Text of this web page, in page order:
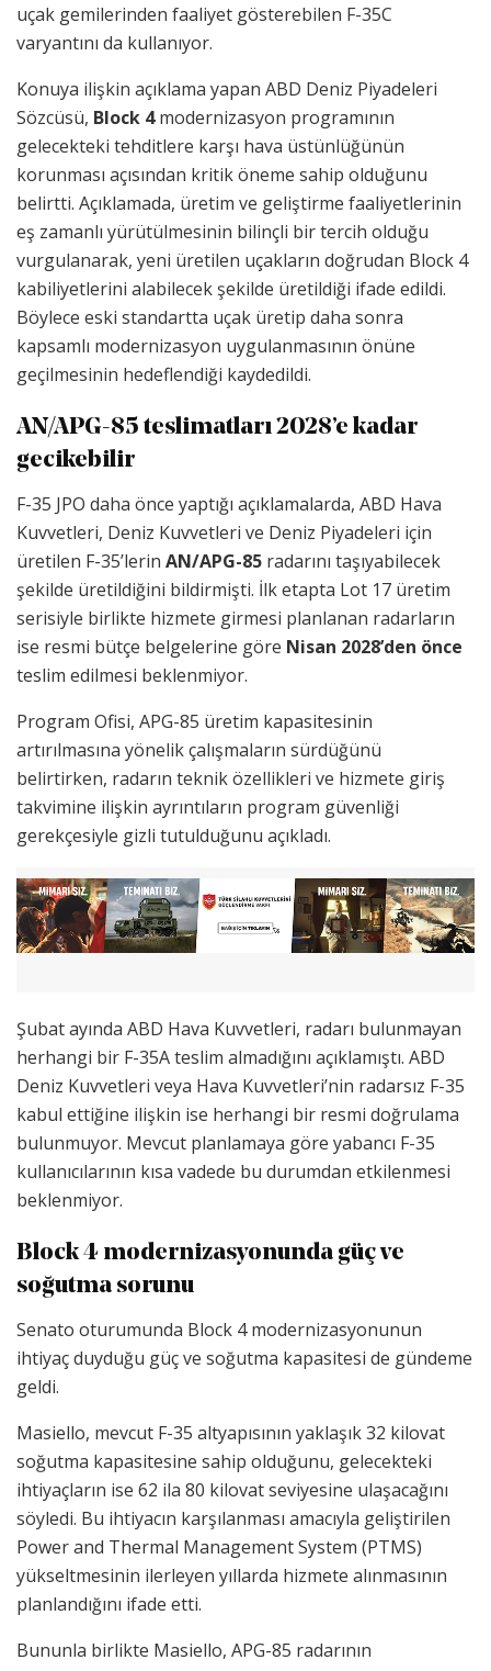
uçak gemilerinden faaliyet gösterebilen F-35C
varyantını da kullanıyor.
Konuya ilişkin açıklama yapan ABD Deniz Piyadeleri
Sözcüsü, Block 4modernizasyon programının
gelecekteki tehditlere karşı hava üstünlüğünün
korunması açısından kritik öneme sahip olduğunu
belirtti. Açıklamada, üretim ve geliştirme faaliyetlerinin
eş zamanlı yürütülmesinin bilinçli bir tercih olduğu
vurgulanarak, yeni üretilen uçakların doğrudan Block 4
kabiliyetlerini alabilecek şekilde üretildiği ifade edildi.
Böylece eski standartta uçak üretip daha sonra
kapsamlı modernizasyon uygulanmasının önüne
geçilmesinin hedeflendiği kaydedildi.
AN/APG-85 teslimatları 2028’e kadar
gecikebilir
F-35 JPO daha önce yaptığı açıklamalarda, ABD Hava
Kuvvetleri, Deniz Kuvvetleri ve Deniz Piyadeleri için
üretilen F-35’lerin AN/APG-85 radarını taşıyabilecek
şekilde üretildiğini bildirmişti. İlk etapta Lot 17 üretim
serisiyle birlikte hizmete girmesi planlanan radarların
ise resmi bütçe belgelerine göre Nisan 2028’den önce
teslim edilmesi beklenmiyor.
Program Ofisi, APG-85 üretim kapasitesinin
artırılmasına yönelik çalışmaların sürdüğünü
belirtirken, radarın teknik özellikleri ve hizmete giriş
takvimine ilişkin ayrıntıların program güvenliği
gerekçesiyle gizli tutulduğunu açıkladı.
Şubat ayında ABD Hava Kuvvetleri, radarı bulunmayan
herhangi bir F-35A teslim almadığını açıklamıştı. ABD
Deniz Kuvvetleri veya Hava Kuvvetleri’nin radarsız F-35
kabul ettiğine ilişkin ise herhangi bir resmi doğrulama
bulunmuyor. Mevcut planlamaya göre yabancı F-35
kullanıcılarının kısa vadede bu durumdan etkilenmesi
beklenmiyor.
Block 4 modernizasyonunda güç ve
soğutma sorunu
Senato oturumunda Block 4 modernizasyonunun
ihtiyaç duyduğu güç ve soğutma kapasitesi de gündeme
geldi.
Masiello, mevcut F-35 altyapısının yaklaşık 32 kilovat
soğutma kapasitesine sahip olduğunu, gelecekteki
ihtiyaçların ise 62 ila 80 kilovat seviyesine ulaşacağını
söyledi. Bu ihtiyacın karşılanması amacıyla geliştirilen
Power and Thermal Management System (PTMS)
yükseltmesinin ilerleyen yıllarda hizmete alınmasının
planlandığını ifade etti.
Bununla birlikte Masiello, APG-85 radarının